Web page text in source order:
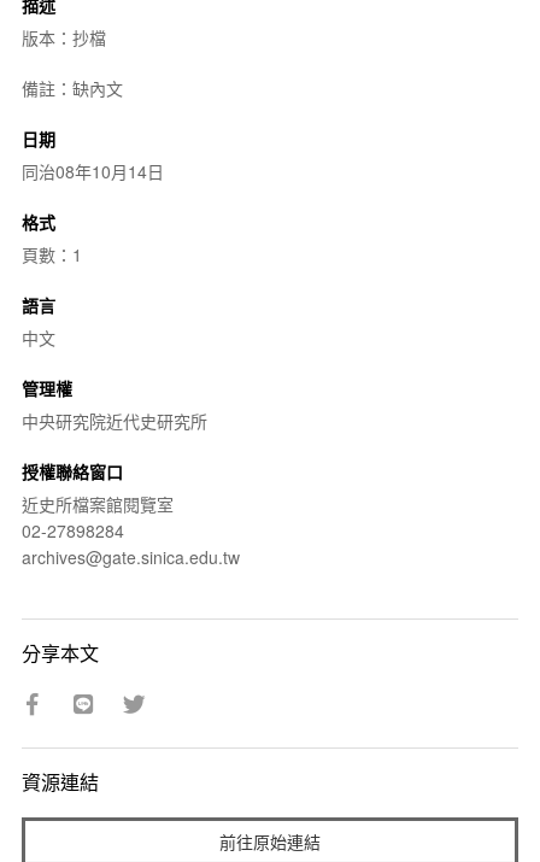
描述
版本：抄檔
備註：缺內文
日期
同治08年10月14日
格式
頁數：1
語言
中文
管理權
中央研究院近代史研究所
授權聯絡窗口
近史所檔案館閱覽室
02-27898284
archives@gate.sinica.edu.tw
分享本文
資源連結
前往原始連結